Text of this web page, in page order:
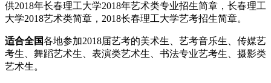
供2018年长春理工大学2018年艺术类专业招生简章，长春理工
大学2018艺术类简章，2018长春理工大学艺考招生简章。
适合全国各地参加2018届艺考的美术生、艺考音乐生、传媒艺
考生、舞蹈艺术生、表演类艺术生、书法专业艺考生、摄影类
艺术生。